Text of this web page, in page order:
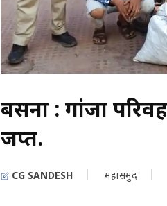
बसना : गांजा
जप्त.
CG SANDESH महासमुंद